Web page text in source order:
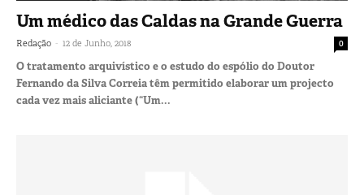
Um médico das Caldas na Grande Guerra
Redação - 12 de Junho, 2018 0
O tratamento arquivístico e o estudo do espólio do Doutor
Fernando da Silva Correia têm permitido elaborar um projecto
cada vez mais aliciante (“Um...